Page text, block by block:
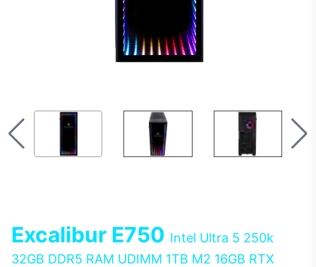
Excalibur E750 Intel Ultra 5 250k
32GB DDR5 RAM UDIMM 1TB M2 16GB RTX